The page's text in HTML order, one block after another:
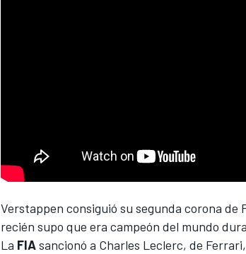
Verstappen consiguió su segunda corona de
recién supo que era campeón del mundo
La FIAsancionó a Charles Leclerc, de Ferrari